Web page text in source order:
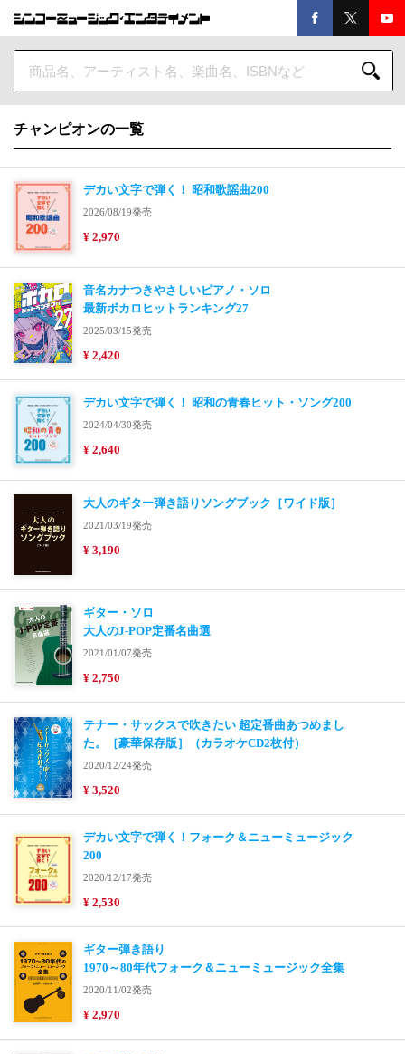
チャンピオンの一覧
デカい文字で弾く！ 昭和歌謡曲200
2026/08/19発売
¥ 2,970
音名カナつきやさしいピアノ・ソロ
最新ボカロヒットランキング27
2025/03/15発売
¥ 2,420
デカい文字で弾く！ 昭和の青春ヒット・ソング200
2024/04/30発売
¥ 2,640
大人のギター弾き語りソングブック［ワイド版］
2021/03/19発売
¥ 3,190
ギター・ソロ
大人のJ-POP定番名曲選
2021/01/07発売
¥ 2,750
テナー・サックスで吹きたい 超定番曲あつめまし
た。［豪華保存版］（カラオケCD2枚付）
2020/12/24発売
¥ 3,520
デカい文字で弾く！フォーク＆ニューミュージック
200
2020/12/17発売
¥ 2,530
ギター弾き語り
1970～80年代フォーク＆ニューミュージック全集
2020/11/02発売
¥ 2,970